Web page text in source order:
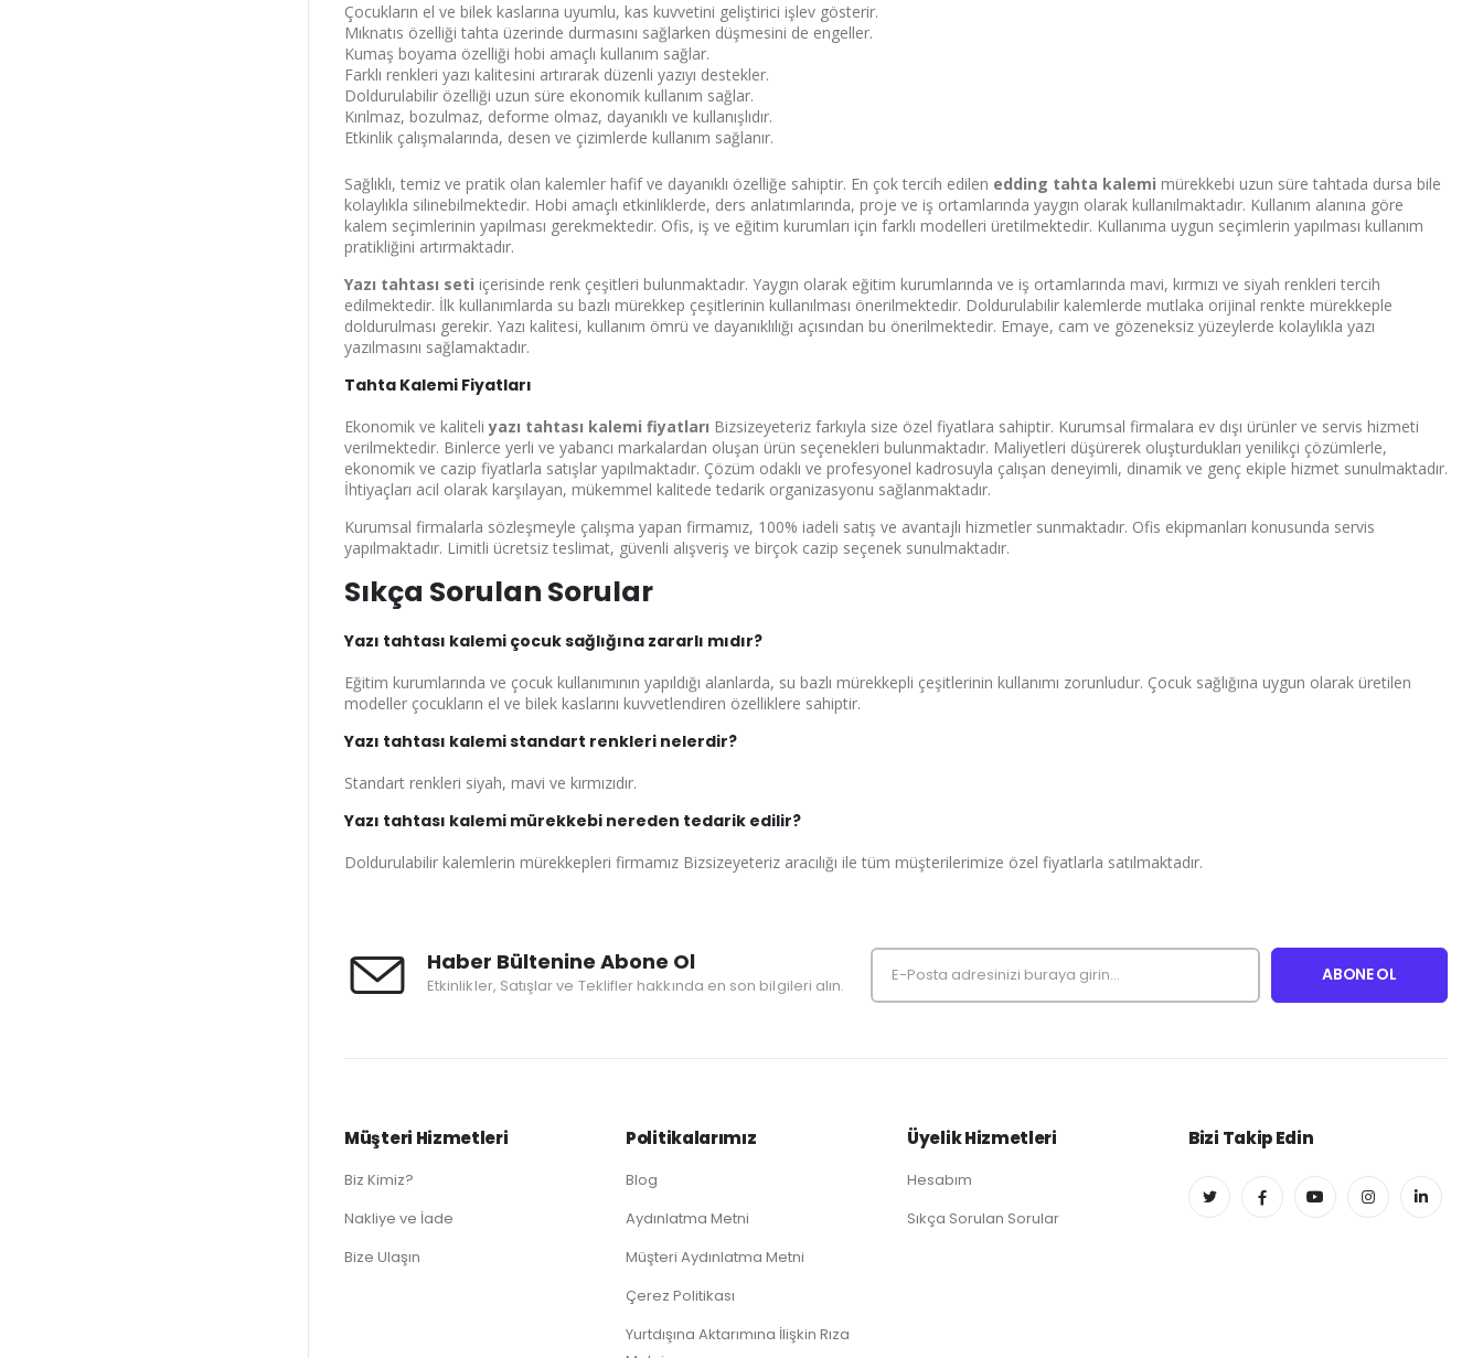
Bu ekranı bir daha gösterme
Çocukların el ve bilek kaslarına uyumlu, kas kuvvetini geliştirici işlev gösterir.
Mıknatıs özelliği tahta üzerinde durmasını sağlarken düşmesini de engeller.
Kumaş boyama özelliği hobi amaçlı kullanım sağlar.
Farklı renkleri yazı kalitesini artırarak düzenli yazıyı destekler.
Doldurulabilir özelliği uzun süre ekonomik kullanım sağlar.
Kırılmaz, bozulmaz, deforme olmaz, dayanıklı ve kullanışlıdır.
Etkinlik çalışmalarında, desen ve çizimlerde kullanım sağlanır.
Sağlıklı, temiz ve pratik olan kalemler hafif ve dayanıklı özelliğe sahiptir. En çok tercih edilen edding tahta kalemi mürekkebi uzun süre tahtada dursa bile
kolaylıkla silinebilmektedir. Hobi amaçlı etkinliklerde, ders anlatımlarında, proje ve iş ortamlarında yaygın olarak kullanılmaktadır. Kullanım alanına göre
kalem seçimlerinin yapılması gerekmektedir. Ofis, iş ve eğitim kurumları için farklı modelleri üretilmektedir. Kullanıma uygun seçimlerin yapılması kullanım
pratikliğini artırmaktadır.
Yazı tahtası seti içerisinde renk çeşitleri bulunmaktadır. Yaygın olarak eğitim kurumlarında ve iş ortamlarında mavi, kırmızı ve siyah renkleri tercih
edilmektedir. İlk kullanımlarda su bazlı mürekkep çeşitlerinin kullanılması önerilmektedir. Doldurulabilir kalemlerde mutlaka orijinal renkte mürekkeple
doldurulması gerekir. Yazı kalitesi, kullanım ömrü ve dayanıklılığı açısından bu önerilmektedir. Emaye, cam ve gözeneksiz yüzeylerde kolaylıkla yazı
yazılmasını sağlamaktadır.
Tahta Kalemi Fiyatları
Ekonomik ve kaliteliyazı tahtası kalemi fiyatları Bizsizeyeteriz farkıyla size özel fiyatlara sahiptir. Kurumsal firmalara ev dışı ürünler ve servis hizmeti
verilmektedir. Binlerce yerli ve yabancı markalardan oluşan ürün seçenekleri bulunmaktadır. Maliyetleri düşürerek oluşturdukları yenilikçi çözümlerle,
ekonomik ve cazip fiyatlarla satışlar yapılmaktadır. Çözüm odaklı ve profesyonel kadrosuyla çalışan deneyimli, dinamik ve genç ekiple hizmet sunulmaktadır.
İhtiyaçları acil olarak karşılayan, mükemmel kalitede tedarik organizasyonu sağlanmaktadır.
Kurumsal firmalarla sözleşmeyle çalışma yapan firmamız, 100% iadeli satış ve avantajlı hizmetler sunmaktadır. Ofis ekipmanları konusunda servis
yapılmaktadır. Limitli ücretsiz teslimat, güvenli alışveriş ve birçok cazip seçenek sunulmaktadır.
Sıkça Sorulan Sorular
Yazı tahtası kalemi çocuk sağlığına zararlı mıdır?
Eğitim kurumlarında ve çocuk kullanımının yapıldığı alanlarda, su bazlı mürekkepli çeşitlerinin kullanımı zorunludur. Çocuk sağlığına uygun olarak üretilen
modeller çocukların el ve bilek kaslarını kuvvetlendiren özelliklere sahiptir.
Yazı tahtası kalemi standart renkleri nelerdir?
Standart renkleri siyah, mavi ve kırmızıdır.
Yazı tahtası kalemi mürekkebi nereden tedarik edilir?
Doldurulabilir kalemlerin mürekkepleri firmamız Bizsizeyeteriz aracılığı ile tüm müşterilerimize özel fiyatlarla satılmaktadır.
Haber Bültenine Abone Ol
Etkinlikler, Satışlar ve Teklifler hakkında en son bilgileri alın.
Müşteri Hizmetleri
Biz Kimiz?
Nakliye ve İade
Bize Ulaşın
Politikalarımız
Blog
Aydınlatma Metni
Müşteri Aydınlatma Metni
Çerez Politikası
Yurtdışına Aktarımına İlişkin Rıza
Üyelik Hizmetleri
Hesabım
Sıkça Sorulan Sorular
Bizi Takip Edin